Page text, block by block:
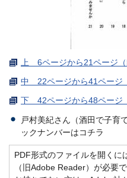
上 6ページから21ページ（
中 22ページから41ページ
下 42ページから48ページ
戸村美紀さん（酒田で子育
ックナンバーはコチラ
PDF形式のファイルを開くに
（旧Adobe Reader）が必要で